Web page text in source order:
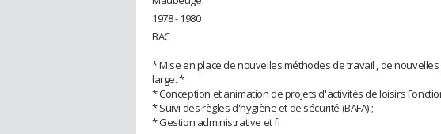
1978 - 1980
BAC
* Mise en place de nouvelles méthodes de travail , de
large. *
* Conception et animation de projets d'activités de loisirs
* Suivi des règles d'hygiène et de sécurité (BAFA) ;
* Gestion administrative et fi